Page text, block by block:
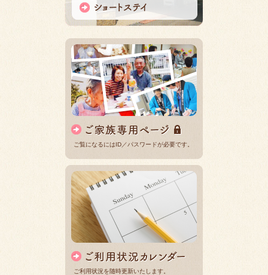
ご覧になるにはID／パスワードが必要です。
ご利用状況を随時更新いたします。